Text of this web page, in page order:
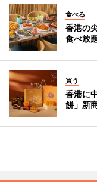
食べる
香港の
食べ放
買う
香港に
餅」新